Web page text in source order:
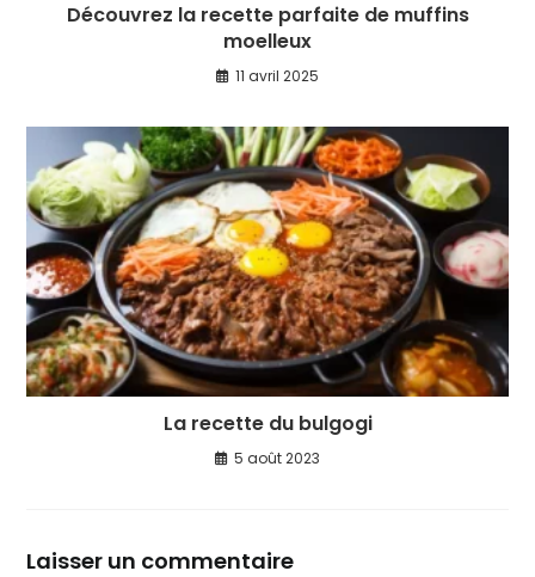
Découvrez la recette parfaite de muffins
moelleux
11 avril 2025
La recette du bulgogi
5 août 2023
Laisser un commentaire